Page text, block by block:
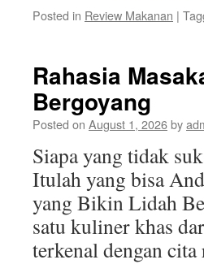
Posted in Review Makanan |
Rahasia
Bergoyang
Posted on August 1, 2026by
Siapa yang tidak
Itulah yang bisa
yang Bikin Lidah
satu kuliner khas
terkenal dengan